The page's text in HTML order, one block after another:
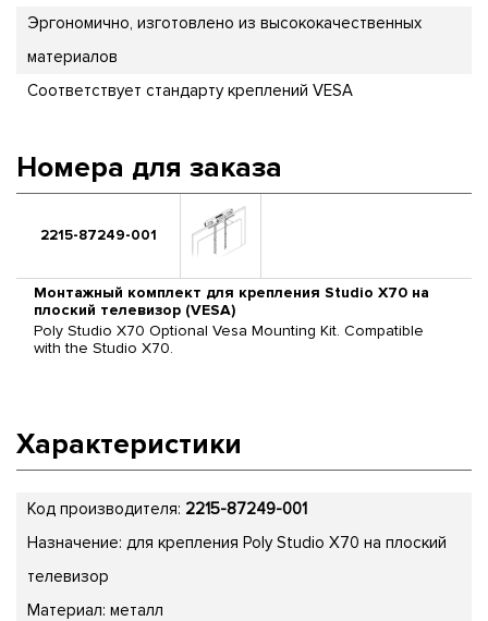
Эргономично, изготовлено из высококачественных
материалов
Соответствует стандарту креплений VESA
Номера для заказа
2215-87249-001
Монтажный комплект для крепления Studio X70 на
плоский телевизор (VESA)
Poly Studio X70 Optional Vesa Mounting Kit. Compatible
with the Studio X70.
Характеристики
Код производителя: 2215-87249-001
Назначение: для крепления Poly Studio X70 на плоский
телевизор
Материал: металл